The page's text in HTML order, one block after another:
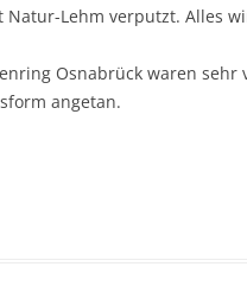
Lehm verputzt. Alles
Osnabrück waren sehr
angetan.